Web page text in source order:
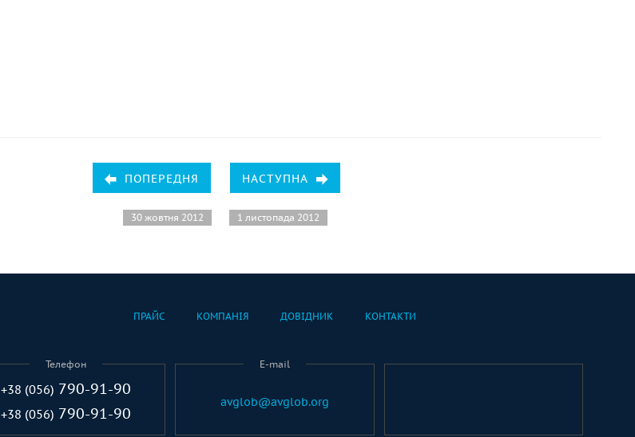
ПОПЕРЕДНЯ
30 жовтня 2012
НАСТУПНА
1 листопада 2012
ПРАЙС КОМПАНІЯ ДОВІДНИК КОНТАКТИ
Телефон
+38 (056) 790-91-90
+38 (056) 790-91-90
E-mail
avglob@avglob.org